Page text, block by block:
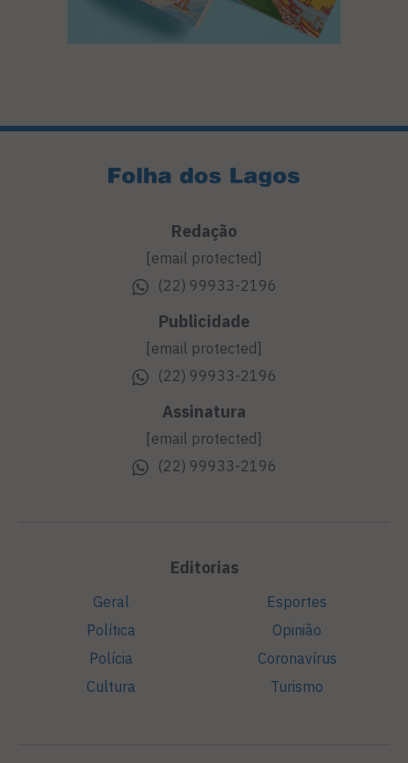
Redação
[email protected]
(22) 99933-2196
Publicidade
[email protected]
(22) 99933-2196
Assinatura
[email protected]
(22) 99933-2196
Editorias
Geral
Política
Polícia
Cultura
Esportes
Opinião
Coronavírus
Turismo